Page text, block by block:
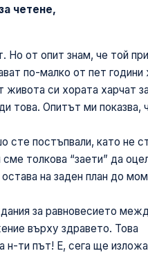
четене,
Но от опит знам, че той
по-малко от пет години
живота си хората харчат
това. Опитът ми показва,
сте постъпвали, като не
толкова “заети” да
на заден план до
за равновесието
върху здравето. Това
н-ти път! Е, сега ще